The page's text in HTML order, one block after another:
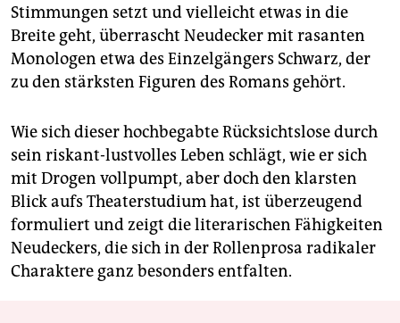
Stimmungen setzt und vielleicht etwas in die
Breite geht, überrascht Neudecker mit rasanten
Monologen etwa des Einzelgängers Schwarz, der
zu den stärksten Figuren des Romans gehört.
Wie sich dieser hochbegabte Rücksichtslose durch
sein riskant-lustvolles Leben schlägt, wie er sich
mit Drogen vollpumpt, aber doch den klarsten
Blick aufs Theaterstudium hat, ist überzeugend
formuliert und zeigt die literarischen Fähigkeiten
Neudeckers, die sich in der Rollenprosa radikaler
Charaktere ganz besonders entfalten.